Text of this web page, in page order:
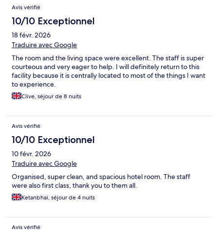
Avis vérifié
10/10 Exceptionnel
18 févr. 2026
Traduire avec Google
The room and the living space were excellent. The staff is super
courteous and very eager to help. I will definitely return to this
facility because it is centrally located to most of the things I want
to experience.
Clive, séjour de 8 nuits
Avis vérifié
10/10 Exceptionnel
10 févr. 2026
Traduire avec Google
Organised, super clean, and spacious hotel room. The staff
were also first class, thank you to them all.
Ketanbhai, séjour de 4 nuits
Avis vérifié